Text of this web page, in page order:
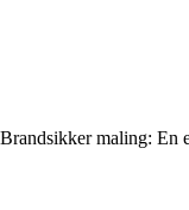
Brandsikker maling: En